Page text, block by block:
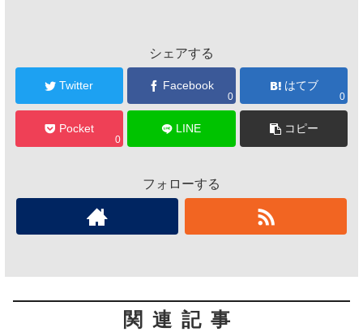
シェアする
Twitter Facebook
0
はてブ
0
Pocket
0
LINE コピー
フォローする
関連記事